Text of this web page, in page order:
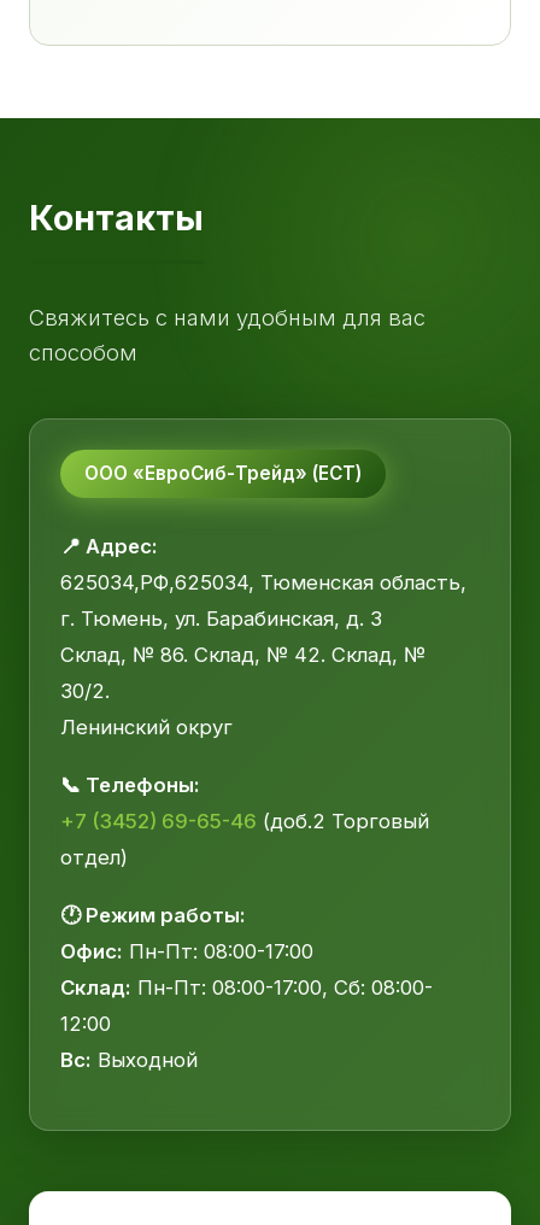
Контакты
Свяжитесь с нами удобным для вас
способом
ООО «ЕвроСиб-Трейд» (ЕСТ)
📍 Адрес:
625034,РФ,625034, Тюменская область,
г. Тюмень, ул. Барабинская, д. 3
Склад, № 86. Склад, № 42. Склад, №
30/2.
Ленинский округ
📞 Телефоны:
+7 (3452) 69-65-46 (доб.2 Торговый
отдел)
🕐 Режим работы:
Офис: Пн-Пт: 08:00-17:00
Склад: Пн-Пт: 08:00-17:00, Сб: 08:00-
12:00
Вс: Выходной